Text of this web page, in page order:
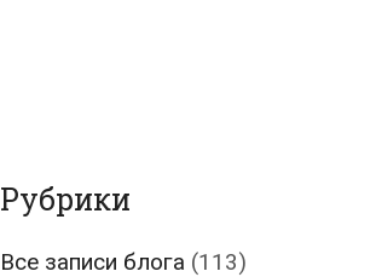
Рубрики
Все записи блога (113)